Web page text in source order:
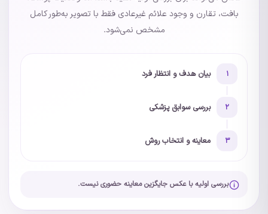
بافت، تقارن و وجود علائم غیرعادی فقط با تصویر به‌طور کامل
مشخص نمی‌شود.
۱ بیان هدف و انتظار فرد
۲ بررسی سوابق پزشکی
۳ معاینه و انتخاب روش
بررسی اولیه با عکس جایگزین معاینه حضوری نیست.